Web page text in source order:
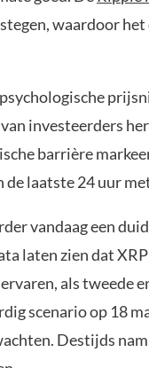
waardoor het
investeerders
barrière
laatste 24 uur
vandaag een
laten zien dat
als tweede
scenario op 18
Destijds